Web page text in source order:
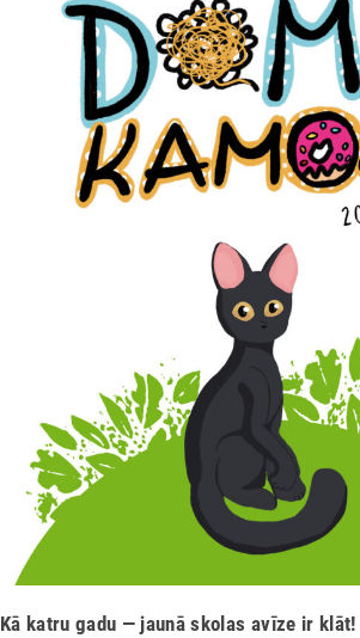
Kā katru gadu — jaunā skolas avīze ir klāt!